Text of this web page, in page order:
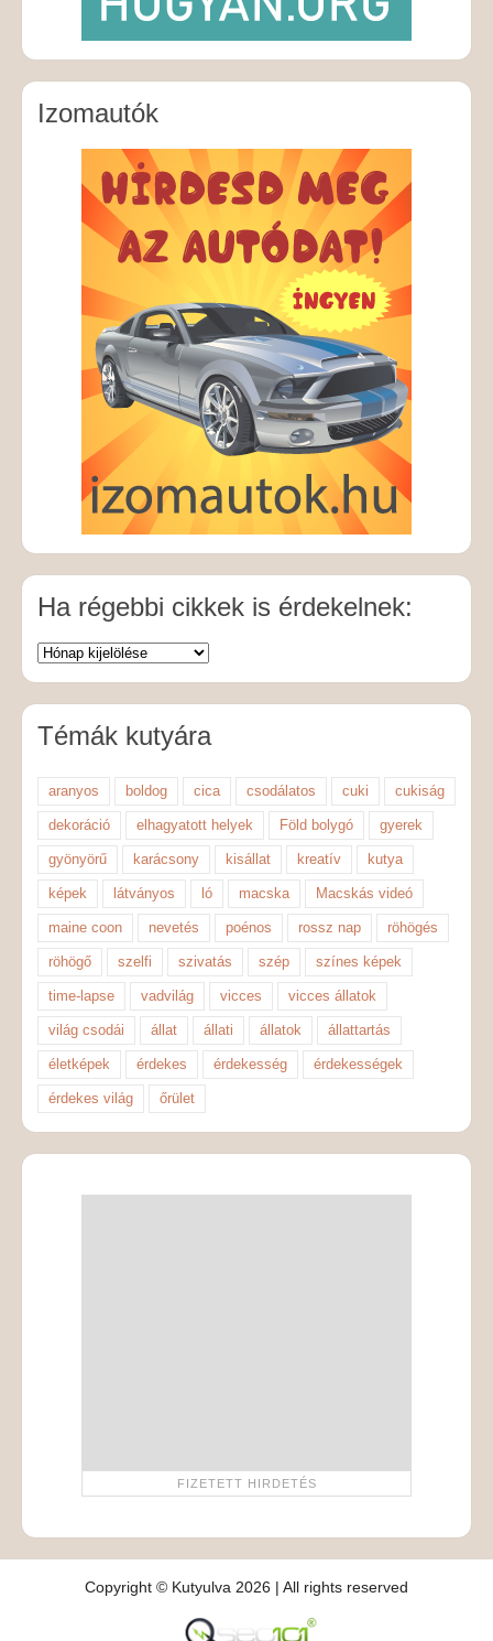
Izomautók
Ha régebbi cikkek is érdekelnek:
Témák kutyára
aranyos boldog cica csodálatos cuki cukiság
dekoráció elhagyatott helyek Föld bolygó gyerek
gyönyörű karácsony kisállat kreatív kutya
képek látványos ló macska Macskás videó
maine coon nevetés poénos rossz nap röhögés
röhögő szelfi szivatás szép színes képek
time-lapse vadvilág vicces vicces állatok
világ csodái állat állati állatok állattartás
életképek érdekes érdekesség érdekességek
érdekes világ őrület
Copyright © Kutyulva 2026 | All rights reserved